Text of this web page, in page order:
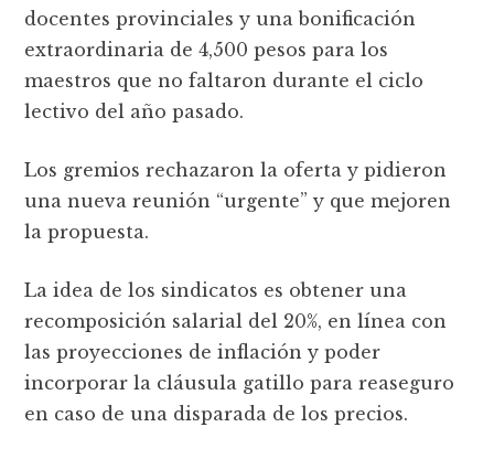
docentes provinciales y una bonificación
extraordinaria de 4,500 pesos para los
maestros que no faltaron durante el ciclo
lectivo del año pasado.
Los gremios rechazaron la oferta y pidieron
una nueva reunión “urgente” y que mejoren
la propuesta.
La idea de los sindicatos es obtener una
recomposición salarial del 20%, en línea con
las proyecciones de inflación y poder
incorporar la cláusula gatillo para reaseguro
en caso de una disparada de los precios.